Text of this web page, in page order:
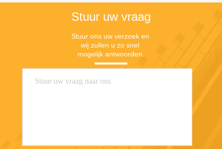
Stuur uw vraag
Stuur ons uw verzoek en
wij zullen u zo snel
mogelijk antwoorden.